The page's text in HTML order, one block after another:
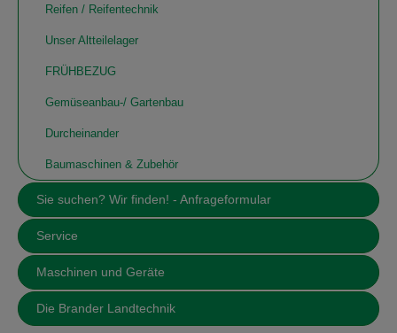
Reifen / Reifentechnik
Unser Altteilelager
FRÜHBEZUG
Gemüseanbau-/ Gartenbau
Durcheinander
Baumaschinen & Zubehör
Sie suchen? Wir finden! - Anfrageformular
Service
Maschinen und Geräte
Die Brander Landtechnik